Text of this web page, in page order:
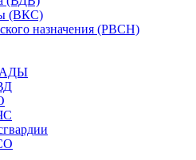
(ВКС)
назначения (РВСН)